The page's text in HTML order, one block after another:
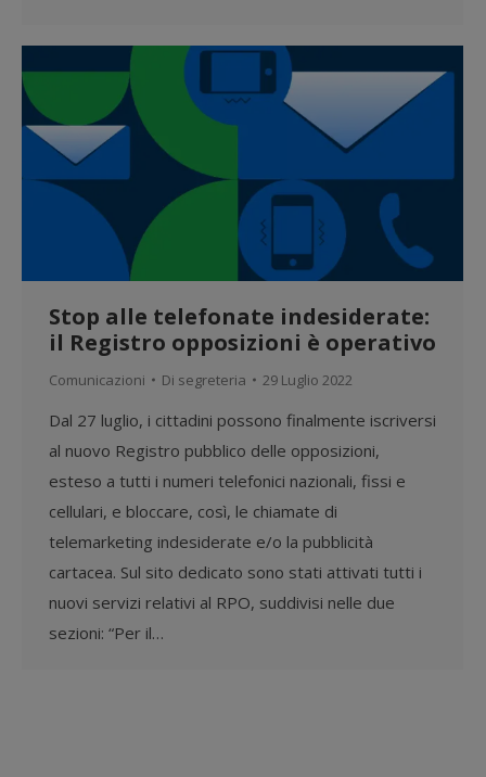
Stop alle telefonate indesiderate:
il Registro opposizioni è operativo
Comunicazioni Di segreteria 29 Luglio 2022
Dal 27 luglio, i cittadini possono finalmente iscriversi
al nuovo Registro pubblico delle opposizioni,
esteso a tutti i numeri telefonici nazionali, fissi e
cellulari, e bloccare, così, le chiamate di
telemarketing indesiderate e/o la pubblicità
cartacea. Sul sito dedicato sono stati attivati tutti i
nuovi servizi relativi al RPO, suddivisi nelle due
sezioni: “Per il…